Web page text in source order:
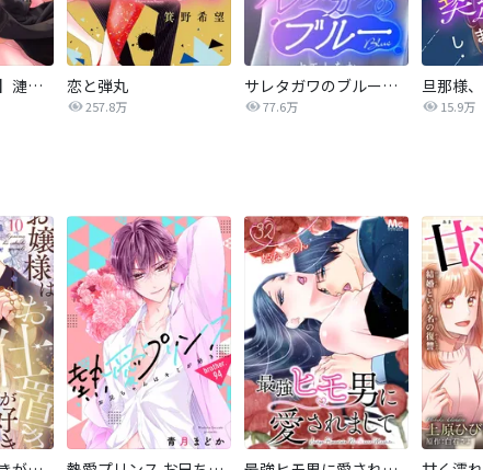
【タテカラー版】漣蒼士に処女を捧ぐ～さあ、じっくり愛でましょうか 恋と弾丸
257.8万
サレタガワのブルー【タテヨミ】
77.6万 15.9万